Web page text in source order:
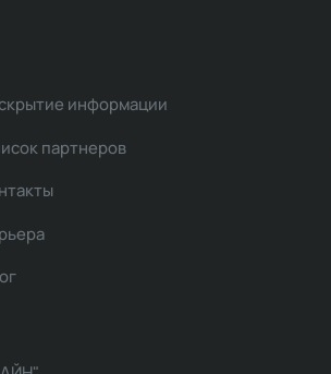
информации
партнеров